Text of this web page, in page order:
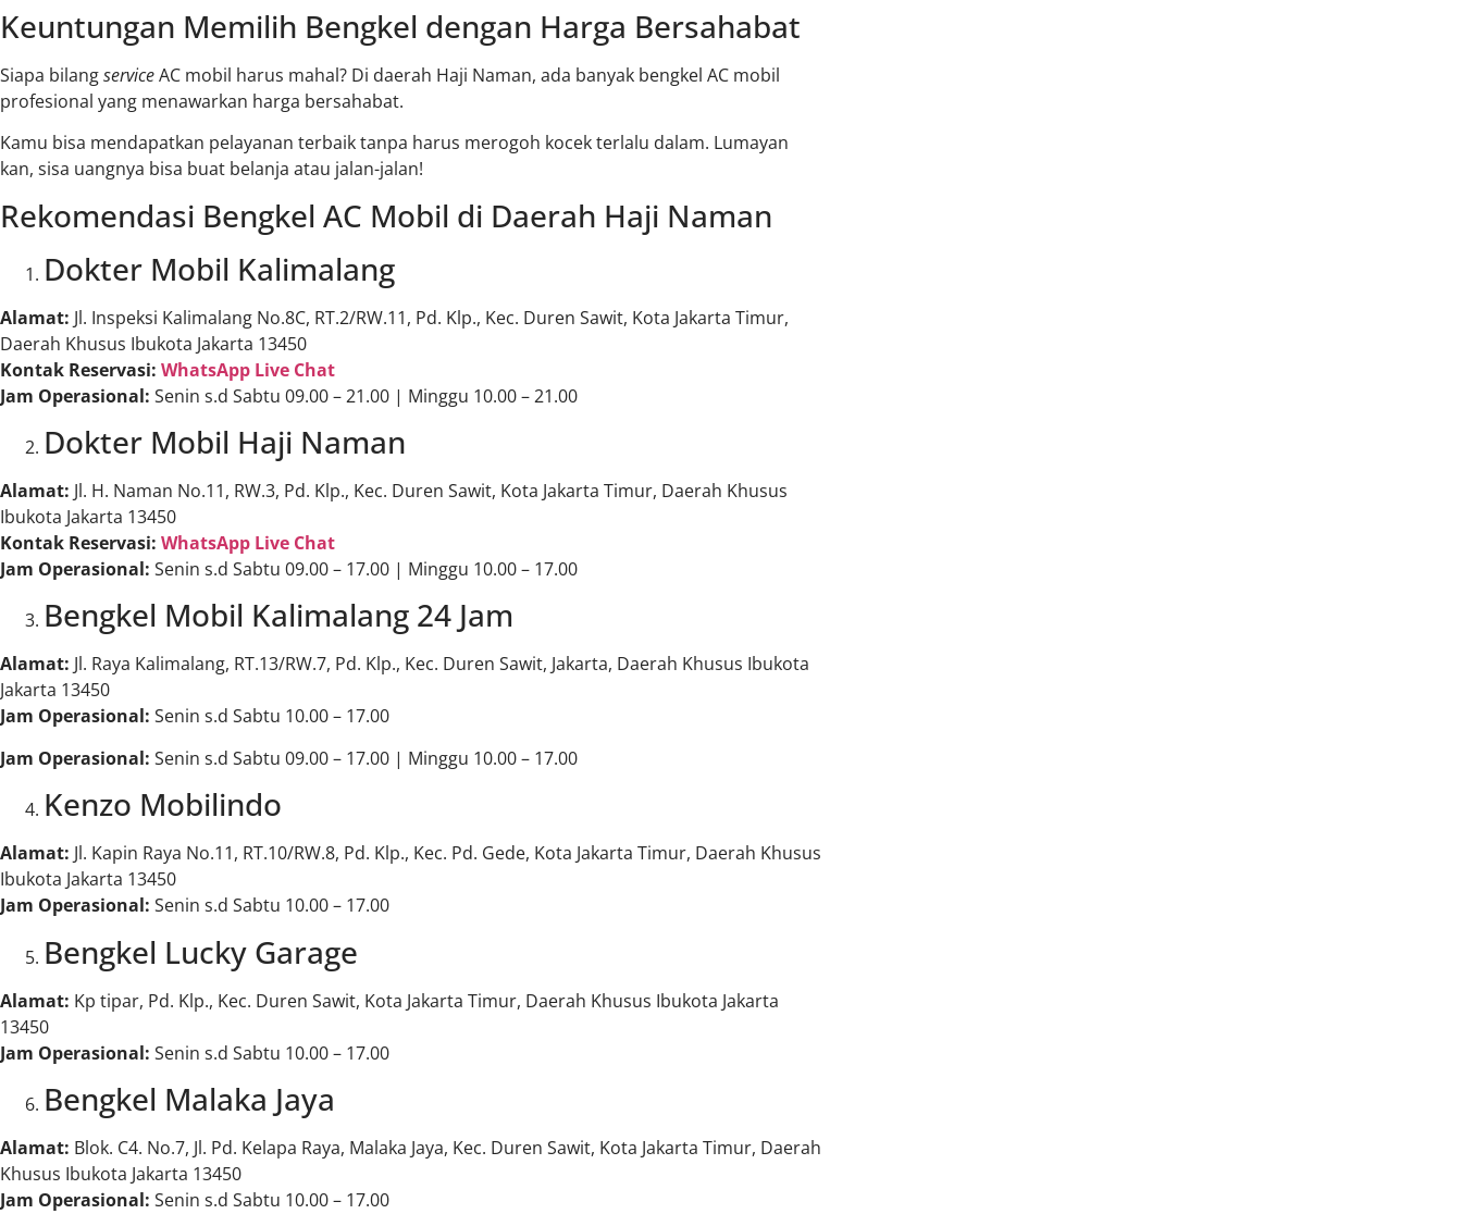
Keuntungan Memilih Bengkel dengan Harga Bersahabat
Siapa bilangserviceAC mobil harus mahal? Di daerah Haji Naman, ada banyak bengkel AC mobil
profesional yang menawarkan harga bersahabat.
Kamu bisa mendapatkan pelayanan terbaik tanpa harus merogoh kocek terlalu dalam. Lumayan
kan, sisa uangnya bisa buat belanja atau jalan-jalan!
Rekomendasi Bengkel AC Mobil di Daerah Haji Naman
Dokter Mobil Kalimalang
Alamat: Jl. Inspeksi Kalimalang No.8C, RT.2/RW.11, Pd. Klp., Kec. Duren Sawit, Kota Jakarta Timur,
Daerah Khusus Ibukota Jakarta 13450
Kontak Reservasi: WhatsApp Live Chat
Jam Operasional: Senin s.d Sabtu 09.00 – 21.00 | Minggu 10.00 – 21.00
Dokter Mobil Haji Naman
Alamat: Jl. H. Naman No.11, RW.3, Pd. Klp., Kec. Duren Sawit, Kota Jakarta Timur, Daerah Khusus
Ibukota Jakarta 13450
Kontak Reservasi: WhatsApp Live Chat
Jam Operasional: Senin s.d Sabtu 09.00 – 17.00 | Minggu 10.00 – 17.00
Bengkel Mobil Kalimalang 24 Jam
Alamat: Jl. Raya Kalimalang, RT.13/RW.7, Pd. Klp., Kec. Duren Sawit, Jakarta, Daerah Khusus Ibukota
Jakarta 13450
Jam Operasional: Senin s.d Sabtu 10.00 – 17.00
Jam Operasional: Senin s.d Sabtu 09.00 – 17.00 | Minggu 10.00 – 17.00
Kenzo Mobilindo
Alamat: Jl. Kapin Raya No.11, RT.10/RW.8, Pd. Klp., Kec. Pd. Gede, Kota Jakarta Timur, Daerah Khusus
Ibukota Jakarta 13450
Jam Operasional: Senin s.d Sabtu 10.00 – 17.00
Bengkel Lucky Garage
Alamat: Kp tipar, Pd. Klp., Kec. Duren Sawit, Kota Jakarta Timur, Daerah Khusus Ibukota Jakarta
13450
Jam Operasional: Senin s.d Sabtu 10.00 – 17.00
Bengkel Malaka Jaya
Alamat: Blok. C4. No.7, Jl. Pd. Kelapa Raya, Malaka Jaya, Kec. Duren Sawit, Kota Jakarta Timur, Daerah
Khusus Ibukota Jakarta 13450
Jam Operasional: Senin s.d Sabtu 10.00 – 17.00